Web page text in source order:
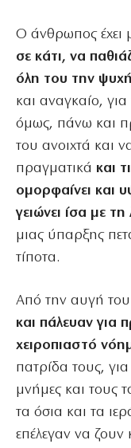
Ο άνθρωπος έχει
σε κάτι, να
όλη του την
και αναγκαίο,
όμως, πάνω και
του ανοιχτά και
πραγματικά και
ομορφαίνει και
γειώνει ίσα με
μιας ύπαρξης
τίποτα.
Από την αυγή του
και πάλευαν για
χειροπιαστό
πατρίδα τους, για
μνήμες και τους
τα όσια και τα
επέλεγαν να ζουν